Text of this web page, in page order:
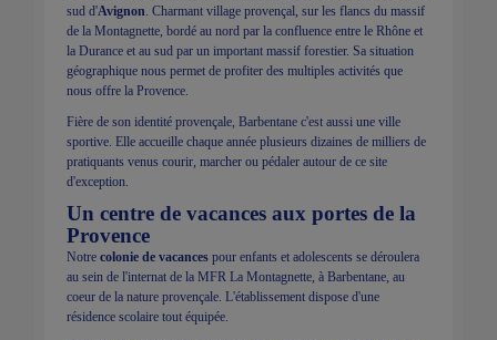
sud d'Avignon . Charmant village provençal, sur les flancs du massif
de la Montagnette, bordé au nord par la confluence entre le Rhône et
la Durance et au sud par un important massif forestier. Sa situation
géographique nous permet de profiter des multiples activités que
nous offre la Provence.
Fière de son identité provençale, Barbentane c'est aussi une ville
sportive. Elle accueille chaque année plusieurs dizaines de milliers de
pratiquants venus courir, marcher ou pédaler autour de ce site
d'exception.
Un centre de vacances aux portes de la
Provence
Notre colonie de vacances pour enfants et adolescents se déroulera
au sein de l'internat de la MFR La Montagnette, à Barbentane, au
coeur de la nature provençale. L'établissement dispose d'une
résidence scolaire tout équipée.